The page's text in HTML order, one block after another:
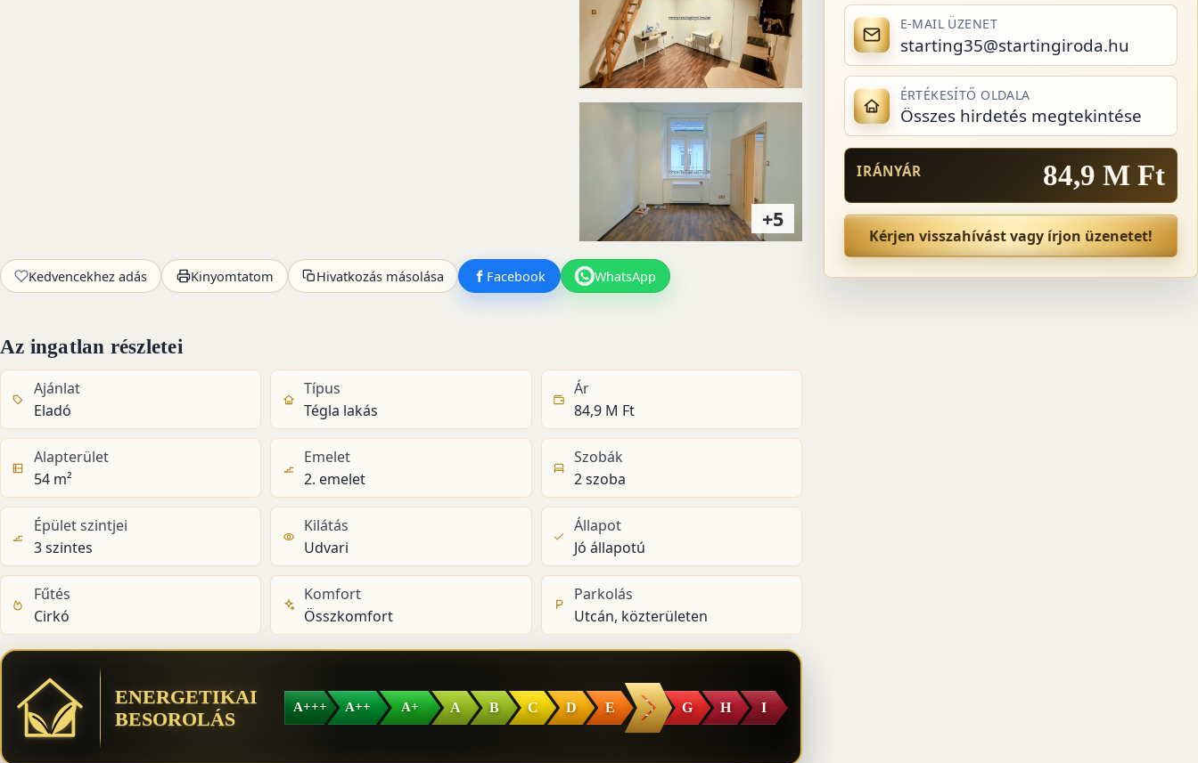
+5
Kedvencekhez adás Kinyomtatom Hivatkozás másolása Facebook WhatsApp
Az ingatlan részletei
Ajánlat
Eladó
Típus
Tégla lakás
Ár
84,9 M Ft
Alapterület
54 m²
Emelet
2. emelet
Szobák
2 szoba
Épület szintjei
3 szintes
Kilátás
Udvari
Állapot
Jó állapotú
Fűtés
Cirkó
Komfort
Összkomfort
Parkolás
Utcán, közterületen
ENERGETIKAI
BESOROLÁS
A+++ A++ A+ A B C D E F G H I
E-MAIL ÜZENET
starting35@startingiroda.hu
ÉRTÉKESÍTŐ OLDALA
Összes hirdetés megtekintése
IRÁNYÁR 84,9 M Ft
Kérjen visszahívást vagy írjon üzenetet!